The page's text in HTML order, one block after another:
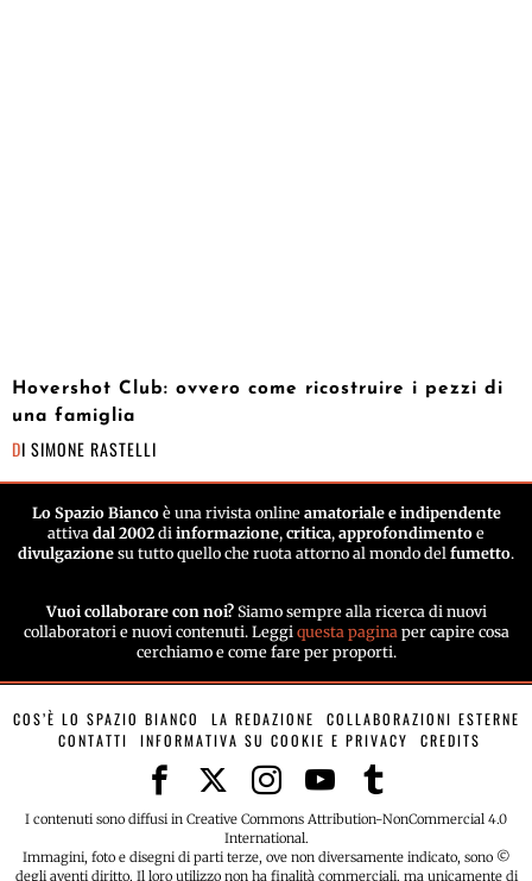
Hovershot Club: ovvero come ricostruire i pezzi di
una famiglia
DI SIMONE RASTELLI
Lo Spazio Biancoè una rivista online amatoriale e indipendente
attiva dal 2002 di informazione, critica, approfondimento e
divulgazione su tutto quello che ruota attorno al mondo del fumetto.
Vuoi collaborare con noi? Siamo sempre alla ricerca di nuovi
collaboratori e nuovi contenuti. Leggi questa paginaper capire cosa
cerchiamo e come fare per proporti.
COS’È LO SPAZIO BIANCO LA REDAZIONE
COLLABORAZIONI ESTERNE
CONTATTI
INFORMATIVA SU COOKIE E PRIVACY CREDITS
I contenuti sono diffusi in Creative Commons Attribution-NonCommercial 4.0
International.
Immagini, foto e disegni di parti terze, ove non diversamente indicato, sono ©
degli aventi diritto. Il loro utilizzo non ha finalità commerciali, ma unicamente di